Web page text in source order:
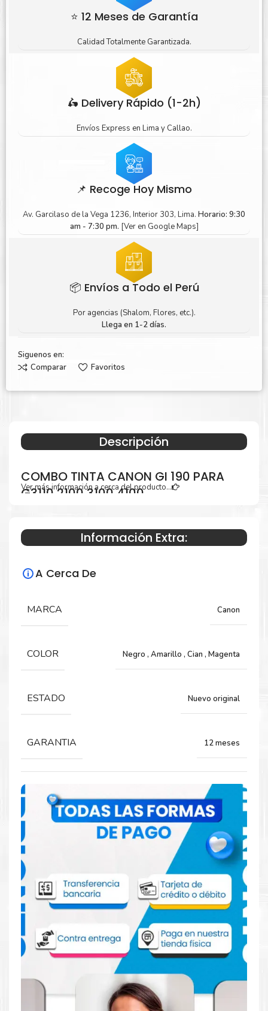
⭐ 12 Meses de Garantía
Calidad Totalmente Garantizada.
🛵 Delivery Rápido (1-2h)
Envíos Express en Lima y Callao.
📌 Recoge Hoy Mismo
Av. Garcilaso de la Vega 1236, Interior 303, Lima. Horario: 9:30
am - 7:30 pm. [Ver en Google Maps]
📦 Envíos a Todo el Perú
Por agencias (Shalom, Flores, etc.).
Llega en 1-2 días.
Siguenos en:
Comparar
Favoritos
Descripción
COMBO TINTA CANON GI 190 PARA
G3110 2100 3100 4100
Especificaciones Técnicas
Para impresoras:
Pixma G3110 G2100 G3100 G4100.
Comprar Combo Tinta Canon G3110 para
impresoras G3110 2100 3100 4100
Aprovecha nuestra experiencia y atención para adquirir tus
productos. Tenemos promociones todos los días. Escríbenos o
visítanos hoy para encontrar la solución perfecta para tu
impresoraCanon, como elCombo Tinta Canon GI 190 para
impresoras G3110 2100 3100 4100
Ver más información a cerca del producto...
Información Extra:
A Cerca De
MARCA Canon
COLOR Negro , Amarillo , Cian , Magenta
ESTADO Nuevo original
GARANTIA 12 meses